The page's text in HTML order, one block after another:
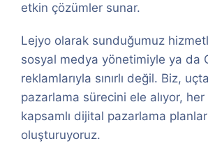
etkin çözümler sunar.
Lejyo olarak sunduğumuz
sosyal medya yönetimiyle ya da
reklamlarıyla sınırlı değil. Biz,
pazarlama sürecini ele alıyor,
kapsamlı dijital pazarlama
oluşturuyoruz.